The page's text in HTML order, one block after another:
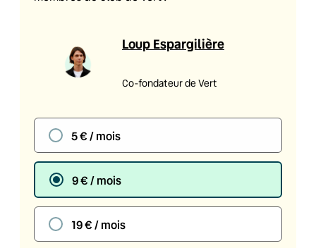
Loup Espargilière
Co-fondateur de Vert
5 € / mois
9 € / mois
19 € / mois